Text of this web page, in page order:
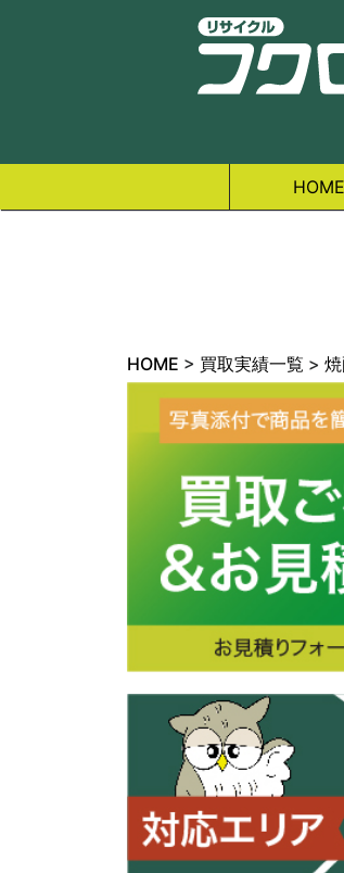
HOME
HOME > 買取実績一覧 >